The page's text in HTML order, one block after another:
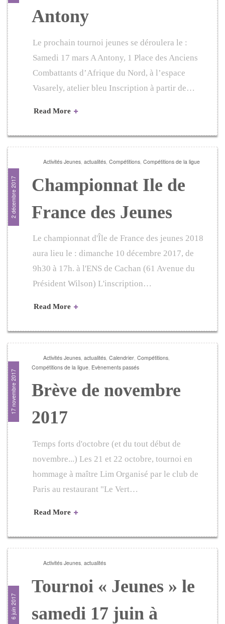
Antony
Le prochain tournoi jeunes se déroulera le :
Samedi 17 mars A Antony, 1 Place des Anciens
Combattants d’Afrique du Nord, à l’espace
Vasarely, atelier bleu Inscription à partir de…
Read More
2 décembre 2017
Activités Jeunes, actualités, Compétitions, Compétitions de la ligue
Championnat Ile de
France des Jeunes
Le championnat d'Île de France des jeunes 2018
aura lieu le : dimanche 10 décembre 2017, de
9h30 à 17h. à l'ENS de Cachan (61 Avenue du
Président Wilson) L'inscription…
Read More
17 novembre 2017
Activités Jeunes actualités Calendrier Compétitions
Compétitions de la ligue, Evènements passés
Brève de novembre
2017
Temps forts d'octobre (et du tout début de
novembre...) Les 21 et 22 octobre, tournoi en
hommage à maître Lim Organisé par le club de
Paris au restaurant "Le Vert…
Read More
6 juin 2017
Activités Jeunes, actualités
Tournoi « Jeunes » le
samedi 17 juin à